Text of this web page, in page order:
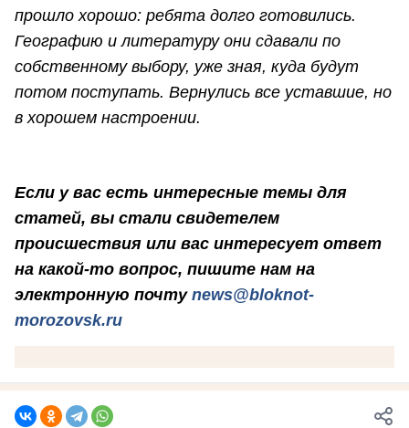
прошло хорошо: ребята долго готовились.
Географию и литературу они сдавали по
собственному выбору, уже зная, куда будут
потом поступать. Вернулись все уставшие, но
в хорошем настроении.
Если у вас есть интересные темы для
статей, вы стали свидетелем
происшествия или вас интересует ответ
на какой-то вопрос, пишите нам на
электронную почту news@bloknot-
morozovsk.ru